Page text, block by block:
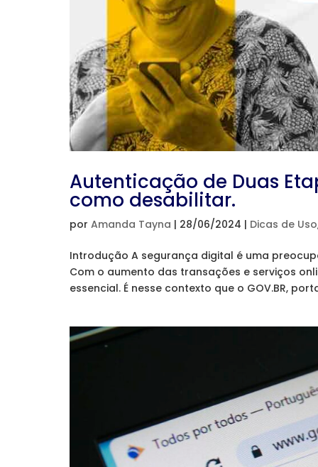
Autenticação de Duas
como desabilitar.
por Amanda Tayna | 28/06/2024 | Dicas de Uso
Introdução A segurança digital é uma
Com o aumento das transações e serviços
essencial. É nesse contexto que o GOV.BR,